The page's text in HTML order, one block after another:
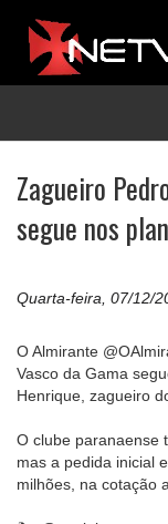
Zagueiro
segue nos
Quarta-feira, 07/12/
O Almirante
Vasco da Gama
Henrique, zagueiro
O clube paranaense
mas a pedida inicial
milhões, na cotação